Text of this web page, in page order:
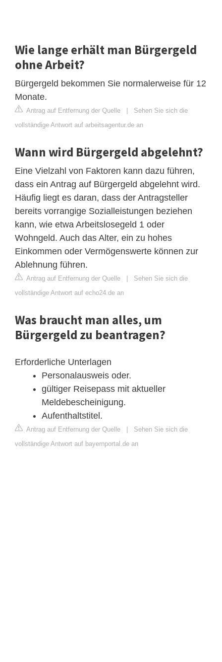
Wie lange erhält man Bürgergeld
ohne Arbeit?
Bürgergeld bekommen Sie normalerweise für 12
Monate.
Antrag auf Entfernung der Quelle | Sehen Sie sich die
vollständige Antwort auf arbeitsagentur.de an
Wann wird Bürgergeld abgelehnt?
Eine Vielzahl von Faktoren kann dazu führen,
dass ein Antrag auf Bürgergeld abgelehnt wird.
Häufig liegt es daran, dass der Antragsteller
bereits vorrangige Sozialleistungen beziehen
kann, wie etwa Arbeitslosegeld 1 oder
Wohngeld. Auch das Alter, ein zu hohes
Einkommen oder Vermögenswerte können zur
Ablehnung führen.
Antrag auf Entfernung der Quelle | Sehen Sie sich die
vollständige Antwort auf echo24.de an
Was braucht man alles, um
Bürgergeld zu beantragen?
Erforderliche Unterlagen
Personalausweis oder.
gültiger Reisepass mit aktueller
Meldebescheinigung.
Aufenthaltstitel.
Antrag auf Entfernung der Quelle | Sehen Sie sich die
vollständige Antwort auf bayernportal.de an